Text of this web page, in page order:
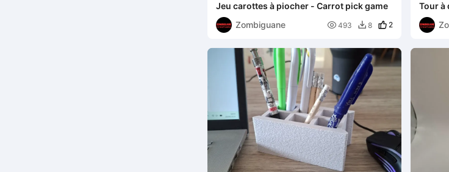
Jeu carottes à piocher - Carrot pick game
Zombiguane
 493  8 2
Tour à
easy